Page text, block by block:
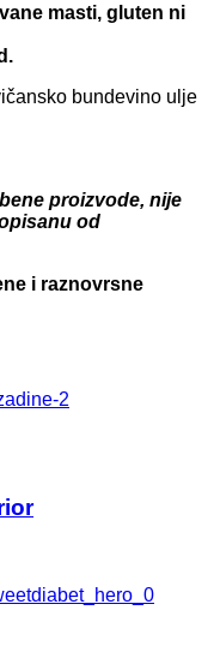
masti, gluten ni
bundevino ulje
proizvode, nije
od
i raznovrsne